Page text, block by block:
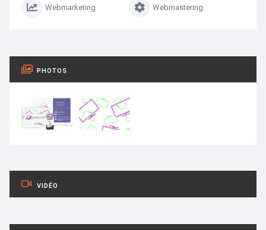
Webmarketing Webmastering
PHOTOS
VIDÉO